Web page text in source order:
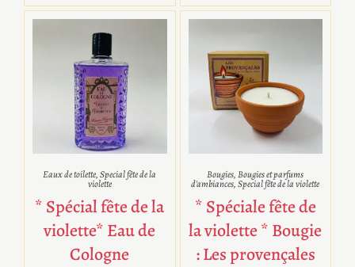
Eaux de toilette,Special fête de la
violette
* Spécial fête de la
violette* Eau de
Cologne
Bougies,Bougies et parfums
d'ambiances,Special fête de la violette
* Spéciale fête de
la violette * Bougie
: Les provençales